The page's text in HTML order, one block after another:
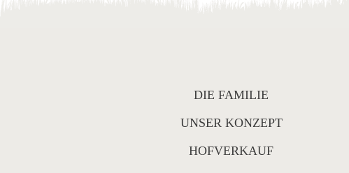
DIE FAMILIE
UNSER KONZEPT
HOFVERKAUF